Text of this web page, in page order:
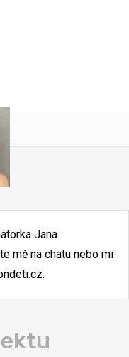
Jana.
mě na chatu nebo mi
.